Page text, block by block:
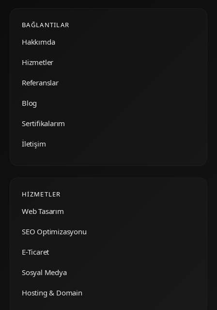
BAĞLANTILAR
Hakkımda
Hizmetler
Referanslar
Blog
Sertifikalarım
İletişim
HIZMETLER
Web Tasarım
SEO Optimizasyonu
E-Ticaret
Sosyal Medya
Hosting & Domain